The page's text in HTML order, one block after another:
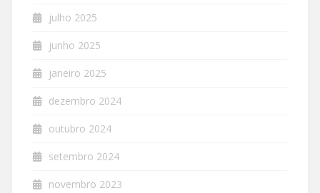
julho 2025
junho 2025
janeiro 2025
dezembro 2024
outubro 2024
setembro 2024
novembro 2023